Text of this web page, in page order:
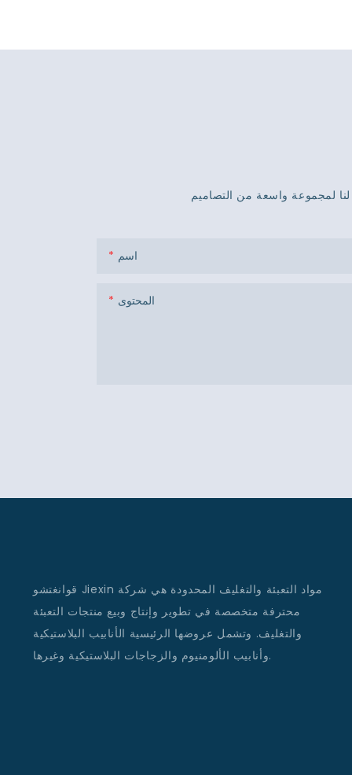
اسم
المحتوى
قوانغتشو Jiexin مواد التعبئة والتغليف المحدودة هي شركة
محترفة متخصصة في تطوير وإنتاج وبيع منتجات التعبئة
والتغليف. وتشمل عروضها الرئيسية الأنابيب البلاستيكية
وأنابيب الألومنيوم والزجاجات البلاستيكية وغيرها.